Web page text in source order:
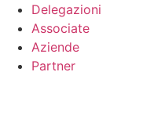
Delegazioni
Associate
Aziende
Partner